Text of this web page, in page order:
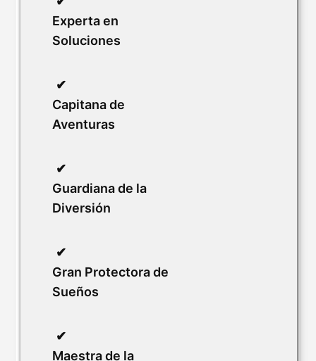
Experta en
Soluciones
Capitana de
Aventuras
Guardiana de la
Diversión
Gran Protectora de
Sueños
Maestra de la